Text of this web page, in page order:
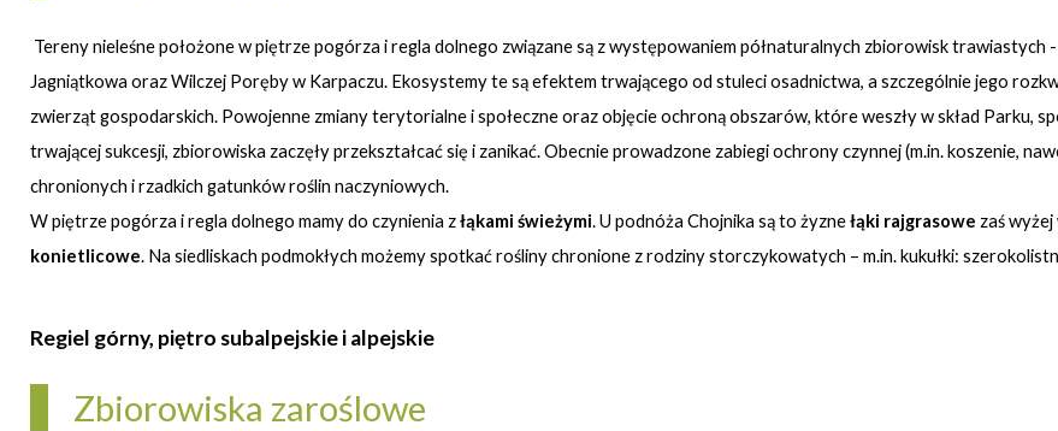
Tereny nieleśne położone w piętrze pogórza i regla dolnego związane są z występowaniem półnaturalnych zbiorowisk trawiastych
Jagniątkowa oraz Wilczej Poręby w Karpaczu. Ekosystemy te są efektem trwającego od stuleci osadnictwa, a szczególnie jego
zwierząt gospodarskich. Powojenne zmiany terytorialne i społeczne oraz objęcie ochroną obszarów, które weszły w skład Parku,
trwającej sukcesji, zbiorowiska zaczęły przekształcać się i zanikać. Obecnie prowadzone zabiegi ochrony czynnej (m.in. koszenie,
chronionych i rzadkich gatunków roślin naczyniowych.
W piętrze pogórza i regla dolnego mamy do czynienia złąkami świeżymi. U podnóża Chojnika są to żyznełąki rajgrasowe zaś
konietlicowe. Na siedliskach podmokłych możemy spotkać rośliny chronione z rodziny storczykowatych – m.in. kukułki:
Regiel górny, piętro subalpejskie i alpejskie
Zbiorowiska zaroślowe